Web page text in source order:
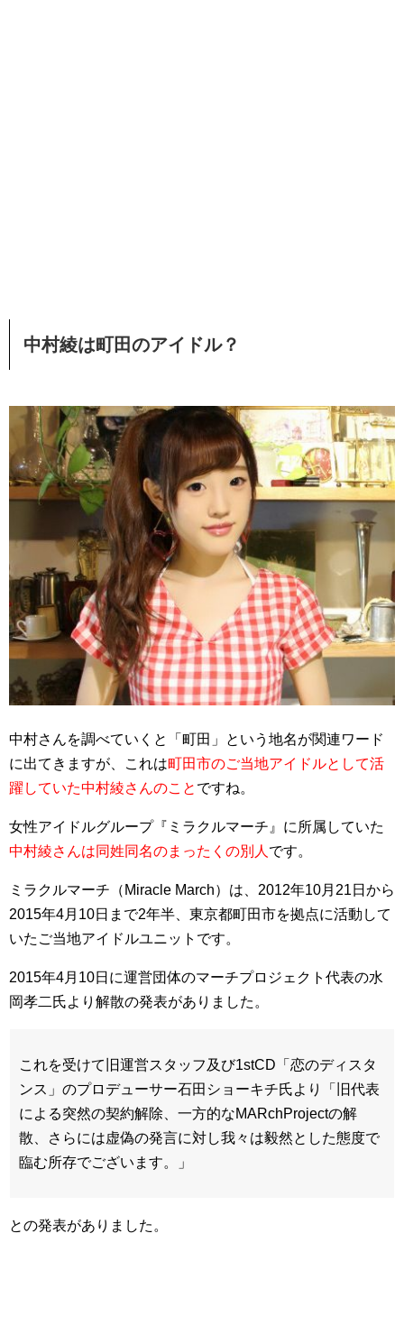
中村綾は町田のアイドル？
中村さんを調べていくと「町田」という地名が関連ワード
に出てきますが、これは町田市のご当地アイドルとして活
躍していた中村綾さんのこと ですね。
女性アイドルグループ『ミラクルマーチ』に所属していた
中村綾さんは同姓同名のまったくの別人 です。
ミラクルマーチ（Miracle March）は、2012年10月21日から
2015年4月10日まで2年半、東京都町田市を拠点に活動して
いたご当地アイドルユニットです。
2015年4月10日に運営団体のマーチプロジェクト代表の水
岡孝二氏より解散の発表がありました。
これを受けて旧運営スタッフ及び1stCD「恋のディスタ
ンス」のプロデューサー石田ショーキチ氏より「旧代表
による突然の契約解除、一方的なMARchProjectの解
散、さらには虚偽の発言に対し我々は毅然とした態度で
臨む所存でございます。」
との発表がありました。